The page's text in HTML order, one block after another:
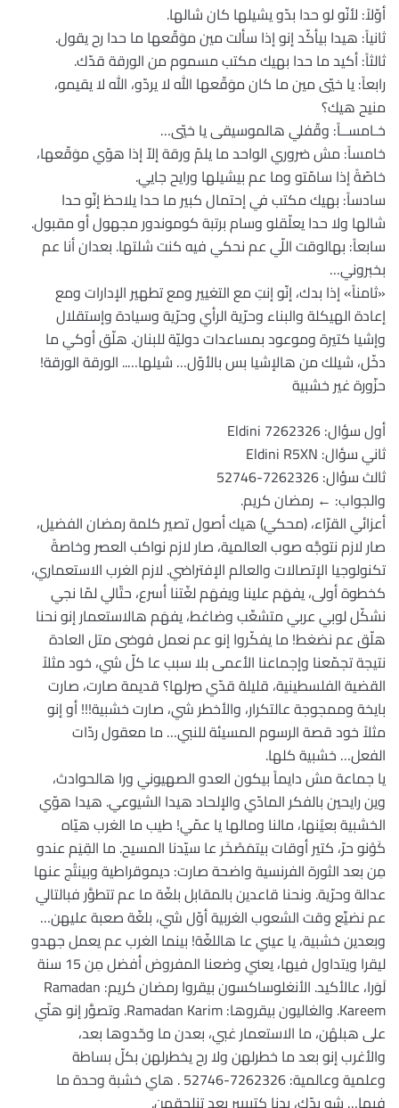
أوّلاً: لأنّو لو حدا بدّو يشيلها كان شالها.
ثانياً: هيدا بيأكّد إنو إذا سألت مين موَقّعها ما حدا رح يقول.
ثالثاً: أكيد ما حدا بهيك مكتب مسموم من الورقة قدّك.
رابعاً: يا خيّي مين ما كان موَقّعها الله لا يردّو، الله لا يقيمو،
منيح هيك؟
خـامســاً: وقّفلي هالموسيقى يا خيّي…
خامساً: مش ضروري الواحد ما يلمّ ورقة إلاّ إذا هوّي موَقّعها،
خاصّةً إذا سامّتو وما عم بيشيلها ورايح جايي.
سادساً: بهيك مكتب في إحتمال كبير ما حدا يلاحظ إنّو حدا
شالها ولا حدا يعلّقلو وسام برتبة كوموندور مجهول أو مقبول.
سابعاً: بهالوقت اللّي عم نحكي فيه كنت شلتها. بعدان أنا عم
بخبروني…
«ثامناً» إذا بدك، إنّو إنتِ مع التغيير ومع تطهير الإدارات ومع
إعادة الهيكلة والبناء وحرّية الرأي وحرّية وسيادة وإستقلال
وإشيا كتيرة وموعود بمساعدات دوليّة للبنان. هلّق أوكي ما
دخّل، شيلك من هالإشيا بس بالأوّل… شيلها….. الورقة الورقة!
حزّورة غير خشبية
أول سؤال: Eldini 7262326
ثاني سؤال: Eldini R5XN
ثالث سؤال: 7262326-52746
والجواب: ← رمضان كريم.
أعزائي القرّاء، (محكي) هيك أصول تصير كلمة رمضان الفضيل،
صار لازم نتوجَّه صوب العالمية، صار لازم نواكب العصر وخاصةً
تكنولوجيا الإتصالات والعالم الإفتراضي. لازم الغرب الاستعماري،
كخطوة أولى، يفهَم علينا ويفهَم لغّتنا أسرع، حتّالي لمّا نجي
نشكّل لوبي عربي متشعِّب وضاغط، يفهَم هالاستعمار إنو نحنا
هلّق عم نضغط! ما يفكّروا إنو عم نعمل فوضى متل العادة
نتيجة تجمّعنا وإجماعنا الأعمى بلا سبب عا كلّ شي، خود مثلاً
القضية الفلسطينية، قليلة قدّي صرلها؟ قديمة صارت، صارت
بايخة وممجوجة عالتكرار، والأخطر شي، صارت خشبية!!! أو إنو
مثلاً خود قصة الرسوم المسيئة للنبي… ما معقول ردّات
الفعل… خشبية كلها.
يا جماعة مش دايماً بيكون العدو الصهيوني ورا هالحوادث،
وين رايحين بالفكر المادّي والإلحاد هيدا الشيوعي. هيدا هوّي
الخشبية بعيْنها، مالنا ومالها يا عمّي! طيب ما الغرب هيّاه
كَوْنو حرّ، كتير أوقات بيتمَصْخَر عا سيّدنا المسيح. ما القِيَم عندو
مِن بعد الثورة الفرنسية واضحة صارت: ديموقراطية وبينتُج عنها
عدالة وحرّية. ونحنا قاعدين بالمقابل بلغّة ما عم تتطوَّر فبالتالي
عم نضيِّع وقت الشعوب الغربية أوّل شي، بلغّة صعبة عليهن…
وبعدين خشبية، يا عيني عا هاللغّة! بينما الغرب عم يعمل جهدو
ليقرا ويتداول فيها، يعني وضعنا المفروض أفضل مِن 15 سنة
لَوَرا، عالأكيد. الأنغلوساكسون بيقروا رمضان كريم: Ramadan
Kareem. والغاليون بيقروها: Ramadan Karim. وتصوَّر إنو هنّي
على هبلهُن، ما الاستعمار غبي، بعدن ما وحّدوها بعد،
والأغرب إنو بعد ما خطرلهن ولا رح يخطرلهن بكلّ بساطة
وعلمية وعالمية: 7262326-52746 . هاي خشبة وحدة ما